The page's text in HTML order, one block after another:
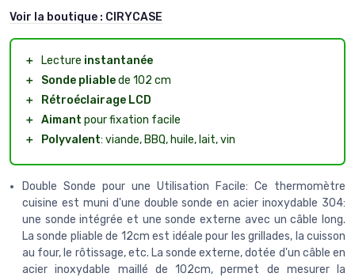
Voir la boutique : CIRYCASE
＋ Lecture instantanée
＋
Sonde pliablede 102 cm
＋
Rétroéclairage LCD
＋ Aimant pour fixation facile
＋
Polyvalent: viande, BBQ, huile, lait, vin
Double Sonde pour une Utilisation Facile: Ce thermomètre
cuisine est muni d'une double sonde en acier inoxydable 304:
une sonde intégrée et une sonde externe avec un câble long.
La sonde pliable de 12cm est idéale pour les grillades, la cuisson
au four, le rôtissage, etc. La sonde externe, dotée d'un câble en
acier inoxydable maillé de 102cm, permet de mesurer la